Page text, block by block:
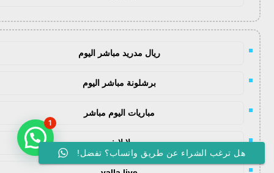
ريال مدريد مباشر اليوم
برشلونة مباشر اليوم
مباريات اليوم مباشر
يلا لايف
هل ترغب الشراء عن طريق واتساب؟ تفضل!
راسلنا لأي استفسار على واتساب
1